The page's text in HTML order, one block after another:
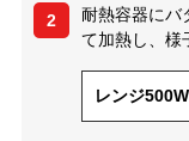
2 耐熱容器にバ
て加熱し、様
レンジ